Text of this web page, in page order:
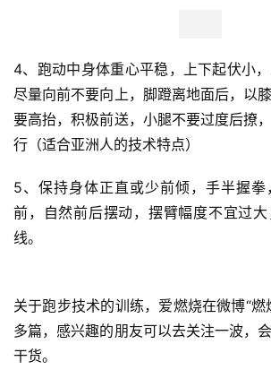
4、跑动中身体重心平稳，上下起伏小
尽量向前不要向上，脚蹬离地面后，以
要高抬，积极前送，小腿不要过度后撩
行（适合亚洲人的技术特点）
5、保持身体正直或少前倾，手半握
前，自然前后摆动，摆臂幅度不宜过
线。
关于跑步技术的训练，爱燃烧在微博“燃
多篇，感兴趣的朋友可以去关注一波，
干货。